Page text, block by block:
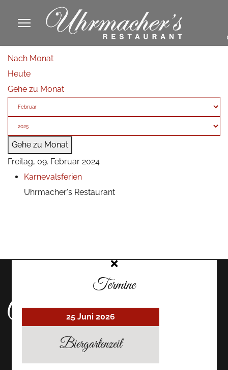
Nach Monat
Heute
Gehe zu Monat
Gehe zu Monat
Freitag, 09. Februar 2024
Karnevalsferien
Uhrmacher's Restaurant
Termine
25 Juni 2026
Biergartenzeit